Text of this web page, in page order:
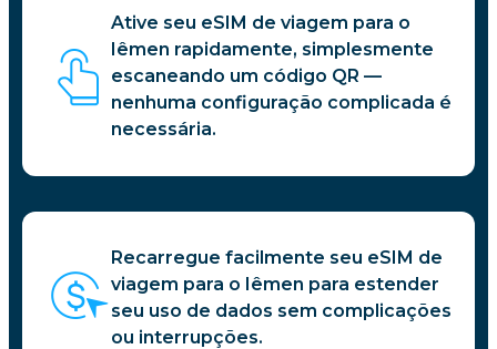
Ative seu eSIM de viagem para o
Iêmen rapidamente, simplesmente
escaneando um código QR —
nenhuma configuração complicada é
necessária.
Recarregue facilmente seu eSIM de
viagem para o Iêmen para estender
seu uso de dados sem complicações
ou interrupções.